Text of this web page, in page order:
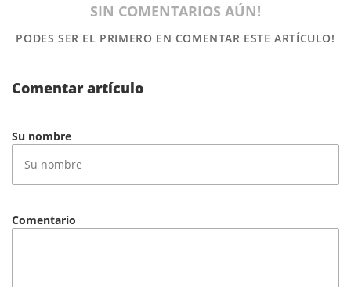
SIN COMENTARIOS AÚN!
PODES SER EL PRIMERO EN COMENTAR ESTE ARTÍCULO!
Comentar artículo
Su nombre
Comentario